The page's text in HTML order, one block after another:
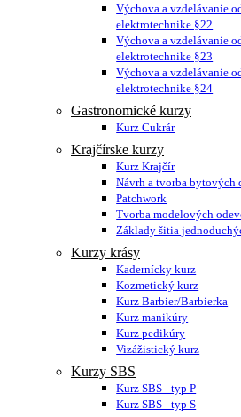
Výchova a vzdelávanie
elektrotechnike §22
Výchova a vzdelávanie
elektrotechnike §23
Výchova a vzdelávanie
elektrotechnike §24
Gastronomické kurzy
Kurz Cukrár
Krajčírske kurzy
Kurz Krajčír
Návrh a tvorba bytových
Patchwork
Tvorba modelových
Základy šitia
Kurzy krásy
Kadernícky kurz
Kozmetický kurz
Kurz Barbier/Barbierka
Kurz manikúry
Kurz pedikúry
Vizážistický kurz
Kurzy SBS
Kurz SBS - typ P
Kurz SBS - typ S